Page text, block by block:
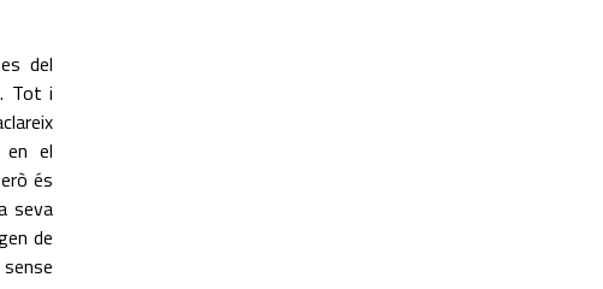
del
Tot i
en el
és
seva
de